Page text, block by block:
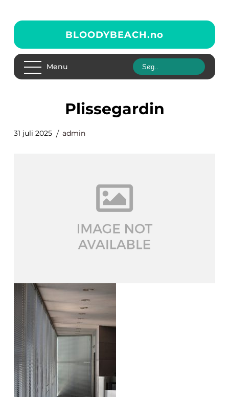
BLOODYBEACH.no
Menu
plissegardin
31 juli 2025 admin